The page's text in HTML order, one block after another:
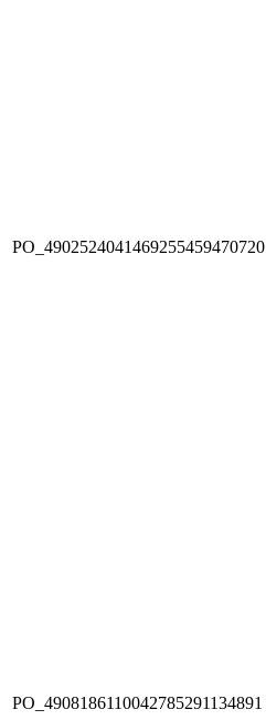
PO_4902524041469255459470720
PO_4908186110042785291134891